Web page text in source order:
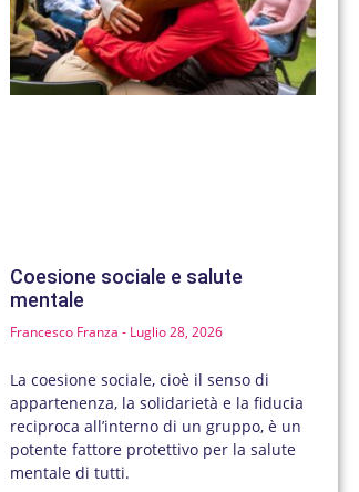
Coesione sociale e salute
mentale
Francesco Franza Luglio 28, 2026
La coesione sociale, cioè il senso di
appartenenza, la solidarietà e la fiducia
reciproca all’interno di un gruppo, è un
potente fattore protettivo per la salute
mentale di tutti.